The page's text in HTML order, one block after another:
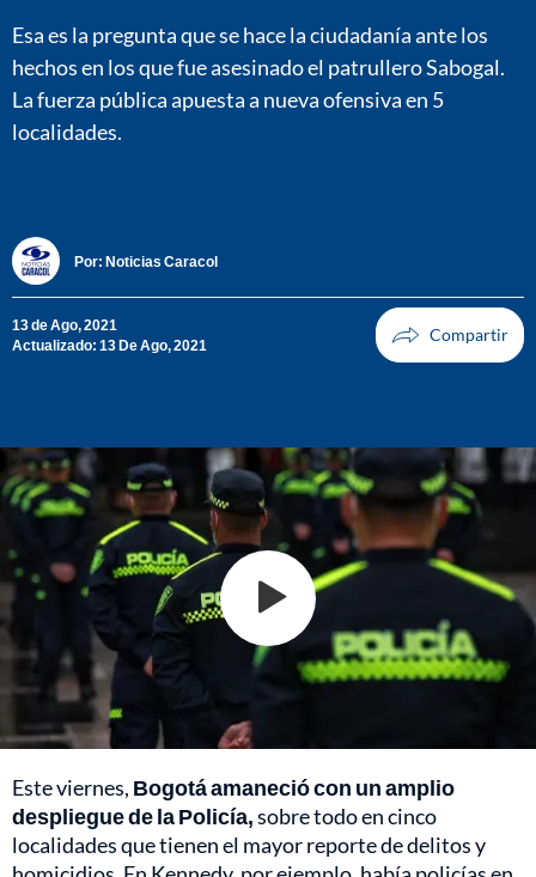
Esa es la pregunta que se hace la ciudadanía ante los
hechos en los que fue asesinado el patrullero Sabogal.
La fuerza pública apuesta a nueva ofensiva en 5
localidades.
Por: Noticias Caracol
13 de Ago, 2021
Actualizado: 13 De Ago, 2021
Este viernes, Bogotá amaneció con un amplio
despliegue de la Policía,sobre todo en cinco
localidades que tienen el mayor reporte de delitos y